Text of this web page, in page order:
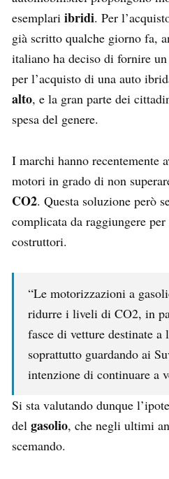
esemplari ibridi. Per
già scritto qualche giorno fa,
italiano ha deciso di fornire
per l’acquisto di una auto
alto, e la gran parte dei
spesa del genere.
I marchi hanno recentemente
motori in grado di non
CO2. Questa soluzione però
complicata da raggiungere
costruttori.
“Le motorizzazioni a
ridurre i liveli di CO2, in
fasce di vetture destinate a
soprattutto guardando ai
intenzione di continuare a
Si sta valutando dunque
del gasolio, che negli ultimi
scemando.